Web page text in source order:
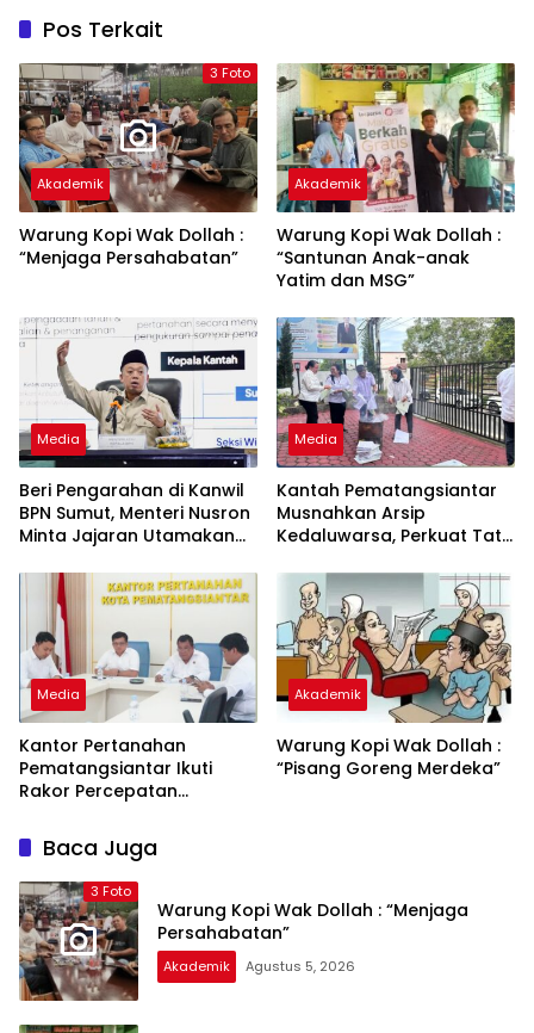
Pos Terkait
3 Foto
Akademik
Warung Kopi Wak Dollah :
“Menjaga Persahabatan”
Akademik
Warung Kopi Wak Dollah :
“Santunan Anak-anak
Yatim dan MSG”
Media
Beri Pengarahan di Kanwil
BPN Sumut, Menteri Nusron
Minta Jajaran Utamakan
Masyarakat
Media
Kantah Pematangsiantar
Musnahkan Arsip
Kedaluwarsa, Perkuat Tata
Integritas
Media
Kantor Pertanahan
Pematangsiantar Ikuti
Rakor Percepatan
Sumatera Utara
Akademik
Warung Kopi Wak Dollah :
“Pisang Goreng Merdeka”
Baca Juga
3 Foto
Warung Kopi Wak Dollah : “Menjaga
Persahabatan”
Akademik Agustus 5, 2026